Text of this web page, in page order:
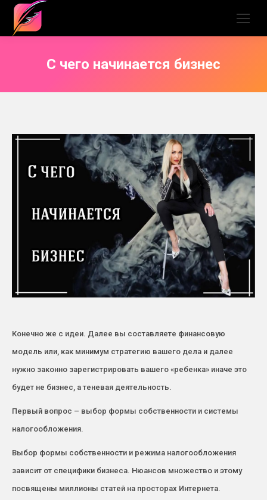
С чего начинается бизнес
Конечно же с идеи. Далее вы составляете финансовую
модель или, как минимум стратегию вашего дела и далее
нужно законно зарегистрировать вашего «ребенка» иначе это
будет не бизнес, а теневая деятельность.
Первый вопрос – выбор формы собственности и системы
налогообложения.
Выбор формы собственности и режима налогообложения
зависит от специфики бизнеса. Нюансов множество и этому
посвящены миллионы статей на просторах Интернета.